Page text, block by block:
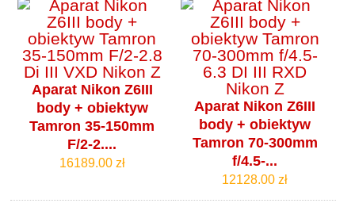
Aparat Nikon Z6III
body + obiektyw
Tamron 35-150mm
F/2-2....
16189.00 zł
Aparat Nikon Z6III
body + obiektyw
Tamron 70-300mm
f/4.5-...
12128.00 zł